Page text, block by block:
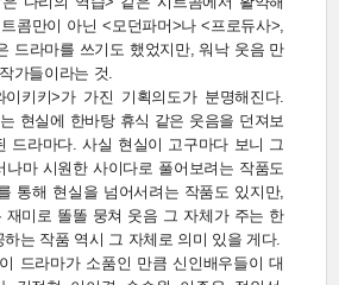
콤만이 아닌 <모던파머>나 <프로듀사>,
드라마를 쓰기도 했었지만, 워낙 웃음 만
가들이라는 것.
키키>가 가진 기획의도가 분명해진다.
현실에 한바탕 휴식 같은 웃음을 던져보
드라마다. 사실 현실이 고구마다 보니 그
나마 시원한 사이다로 풀어보려는 작품도
통해 현실을 넘어서려는 작품도 있지만,
재미로 똘똘 뭉쳐 웃음 그 자체가 주는 한
는 작품 역시 그 자체로 의미 있을 게다.
드라마가 소품인 만큼 신인배우들이 대